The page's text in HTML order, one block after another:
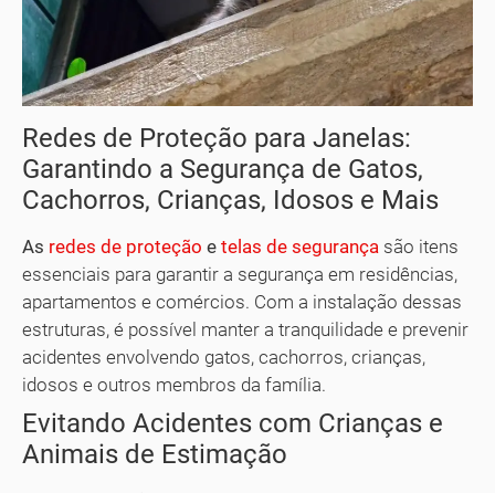
Redes de Proteção para Janelas:
Garantindo a Segurança de Gatos,
Cachorros, Crianças, Idosos e Mais
As redes de proteção e telas de segurança são itens
essenciais para garantir a segurança em residências,
apartamentos e comércios. Com a instalação dessas
estruturas, é possível manter a tranquilidade e prevenir
acidentes envolvendo gatos, cachorros, crianças,
idosos e outros membros da família.
Evitando Acidentes com Crianças e
Animais de Estimação